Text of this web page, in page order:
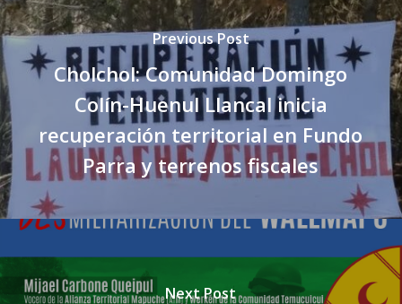
Previous Post
Cholchol: Comunidad Domingo
Colín-Huenul Llancal inicia
recuperación territorial en Fundo
Parra y terrenos fiscales
Next Post